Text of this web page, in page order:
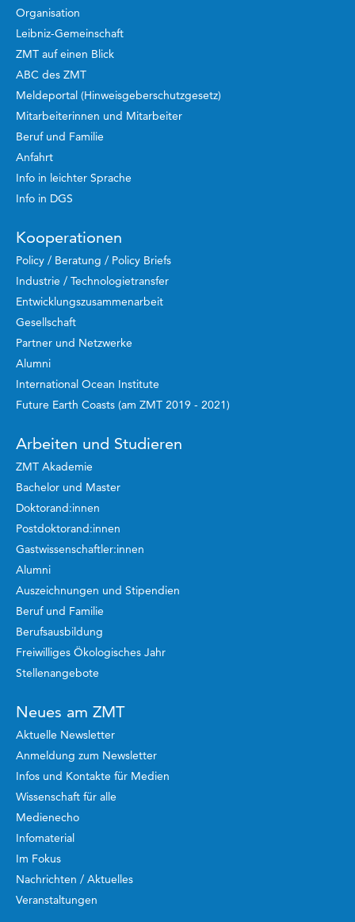
Organisation
Leibniz-Gemeinschaft
ZMT auf einen Blick
ABC des ZMT
Meldeportal (Hinweisgeberschutzgesetz)
Mitarbeiterinnen und Mitarbeiter
Beruf und Familie
Anfahrt
Info in leichter Sprache
Info in DGS
Kooperationen
Policy / Beratung / Policy Briefs
Industrie / Technologietransfer
Entwicklungszusammenarbeit
Gesellschaft
Partner und Netzwerke
Alumni
International Ocean Institute
Future Earth Coasts (am ZMT 2019 - 2021)
Arbeiten und Studieren
ZMT Akademie
Bachelor und Master
Doktorand:innen
Postdoktorand:innen
Gastwissenschaftler:innen
Alumni
Auszeichnungen und Stipendien
Beruf und Familie
Berufsausbildung
Freiwilliges Ökologisches Jahr
Stellenangebote
Neues am ZMT
Aktuelle Newsletter
Anmeldung zum Newsletter
Infos und Kontakte für Medien
Wissenschaft für alle
Medienecho
Infomaterial
Im Fokus
Nachrichten / Aktuelles
Veranstaltungen